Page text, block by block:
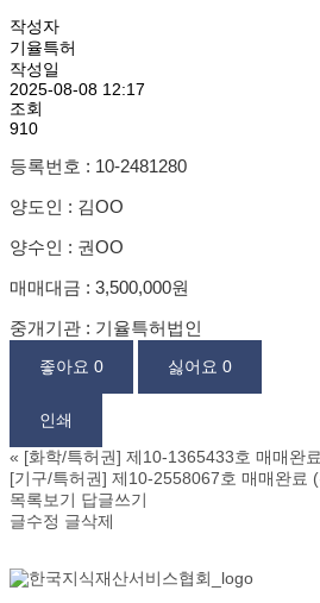
작성자
기율특허
작성일
2025-08-08 12:17
조회
910
등록번호 : 10-2481280
양도인 : 김OO
양수인 : 권OO
매매대금 : 3,500,000원
중개기관 : 기율특허법인
좋아요 0 싫어요 0
인쇄
« [화학/특허권] 제10-1365433호 매매완
[기구/특허권] 제10-2558067호 매매완료
목록보기
답글쓰기
글수정 글삭제